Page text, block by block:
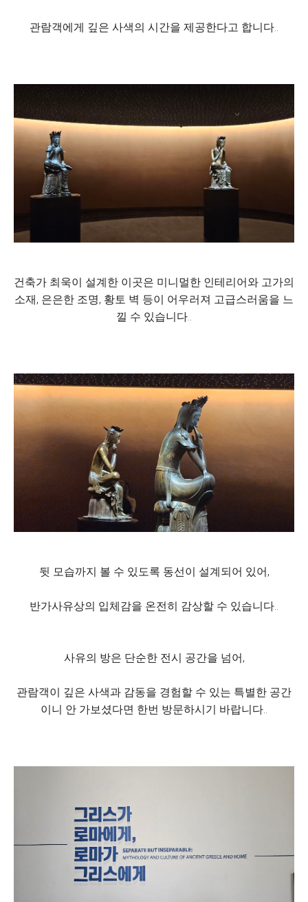
관람객에게 깊은 사색의 시간을 제공한다고 합니다..
건축가 최욱이 설계한 이곳은 미니멀한 인테리어와 고가의
소재, 은은한 조명, 황토 벽 등이 어우러져 고급스러움을 느
낄 수 있습니다..
뒷 모습까지 볼 수 있도록 동선이 설계되어 있어,
반가사유상의 입체감을 온전히 감상할 수 있습니다..
사유의 방은 단순한 전시 공간을 넘어,
관람객이 깊은 사색과 감동을 경험할 수 있는 특별한 공간
이니 안 가보셨다면 한번 방문하시기 바랍니다..